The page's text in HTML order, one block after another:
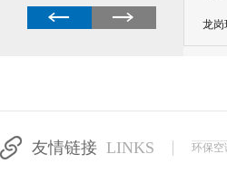
龙岗
友情链接 LINKS 环保空